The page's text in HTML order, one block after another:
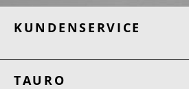
KUNDENSERVICE
TAURO